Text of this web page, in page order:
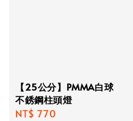
【25公分】PMMA白球
不銹鋼柱頭燈
Regular
NT$ 770